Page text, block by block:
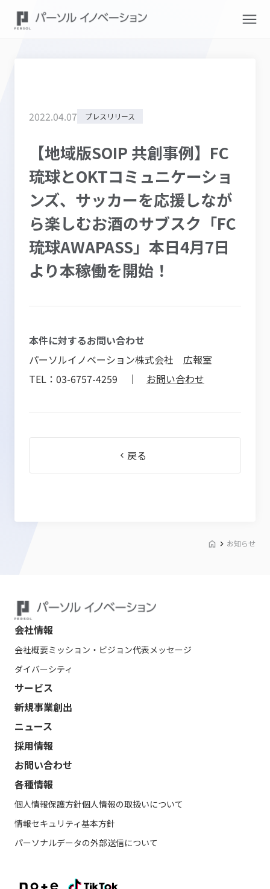
2022.04.07 プレスリリース
【地域版SOIP 共創事例】FC
琉球とOKTコミュニケーショ
ンズ、サッカーを応援しなが
ら楽しむお酒のサブスク「FC
琉球AWAPASS」本日4月7日
より本稼働を開始！
本件に対するお問い合わせ
パーソルイノベーション株式会社 広報室
TEL：03-6757-4259 ｜ お問い合わせ
戻る
お知らせ
会社情報
会社概要ミッション・ビジョン代表メッセージ
ダイバーシティ
サービス
新規事業創出
ニュース
採用情報
お問い合わせ
各種情報
個人情報保護方針個人情報の取扱いについて
情報セキュリティ基本方針
パーソナルデータの外部送信について